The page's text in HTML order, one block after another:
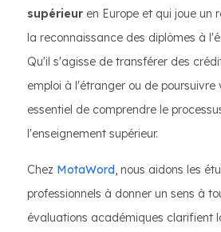
supérieur en Europe et qui joue un
la reconnaissance des diplômes à
Qu'il s'agisse de transférer des
emploi à l'étranger ou de poursuivre
essentiel de comprendre le
l'enseignement supérieur.
Chez MotaWord, nous aidons les
professionnels à donner un sens à
évaluations académiques clarifient